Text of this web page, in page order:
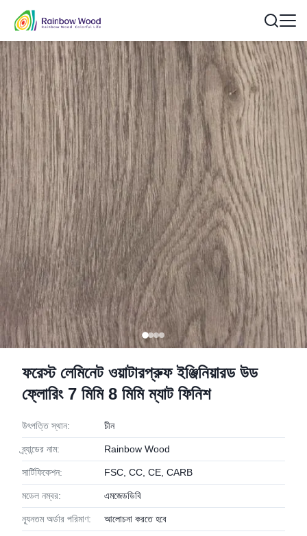
ফরেস্ট লেমিনেট ওয়াটারপ্রুফ ইঞ্জিনিয়ারড উড
ফ্লোরিং 7 মিমি 8 মিমি ম্যাট ফিনিশ
উৎপত্তি স্থান: চীন
ব্র্যান্ডের নাম: Rainbow Wood
সার্টিফিকেশন: FSC, CC, CE, CARB
মডেল নম্বর: এমজেডডিবি
ন্যূনতম অর্ডার পরিমাণ: আলোচনা করতে হবে